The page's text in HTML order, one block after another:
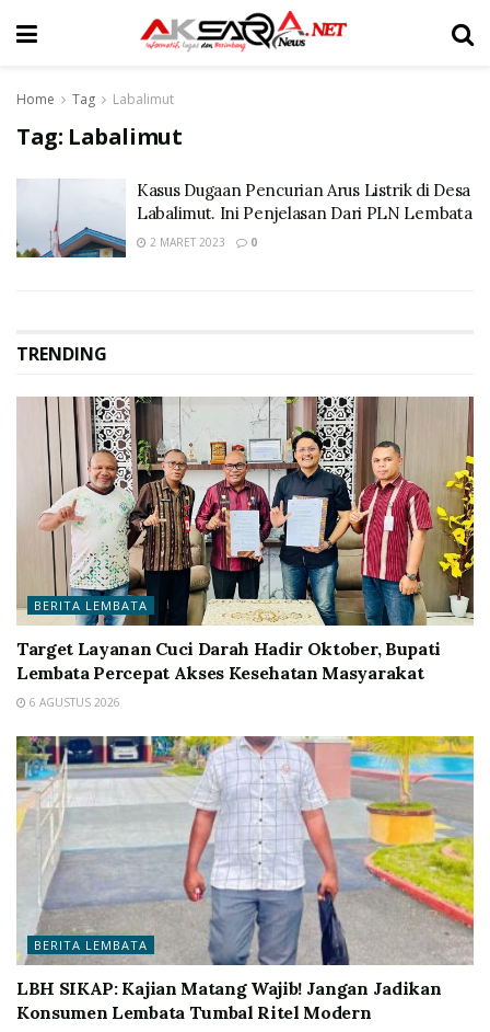
Home Tag Labalimut
Tag: Labalimut
Kasus Dugaan Pencurian Arus Listrik di Desa
Labalimut. Ini Penjelasan Dari PLN Lembata
2 MARET 2023 0
TRENDING
BERITA LEMBATA
Target Layanan Cuci Darah Hadir Oktober, Bupati
Lembata Percepat Akses Kesehatan Masyarakat
6 AGUSTUS 2026
BERITA LEMBATA
LBH SIKAP: Kajian Matang Wajib! Jangan Jadikan
Konsumen Lembata Tumbal Ritel Modern